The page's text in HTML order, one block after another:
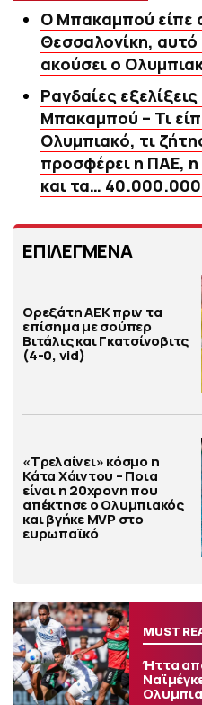
Ο Μπακαμπού είπε
Θεσσαλονίκη,
ακούσει ο
Ραγδαίες εξελίξεις
Μπακαμπού – Τι
Ολυμπιακό, τι
προσφέρει η ΠΑΕ, η
και τα…
ΕΠΙΛΕΓΜΕΝΑ
Ορεξάτη ΑΕΚ πριν τα
επίσημα με σούπερ
Βιτάλις και Γκατσίνοβιτς
(4-0, vid)
«Τρελαίνει» κόσμο η
Κάτα Χάιντου – Ποια
είναι η 20χρονη που
απέκτησε ο Ολυμπιακός
και βγήκε MVP στο
ευρωπαϊκό
MUST
Ήττα